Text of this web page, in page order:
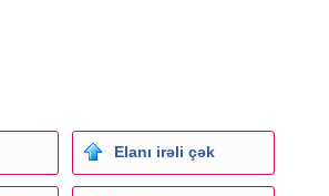
Elanı irəli çək